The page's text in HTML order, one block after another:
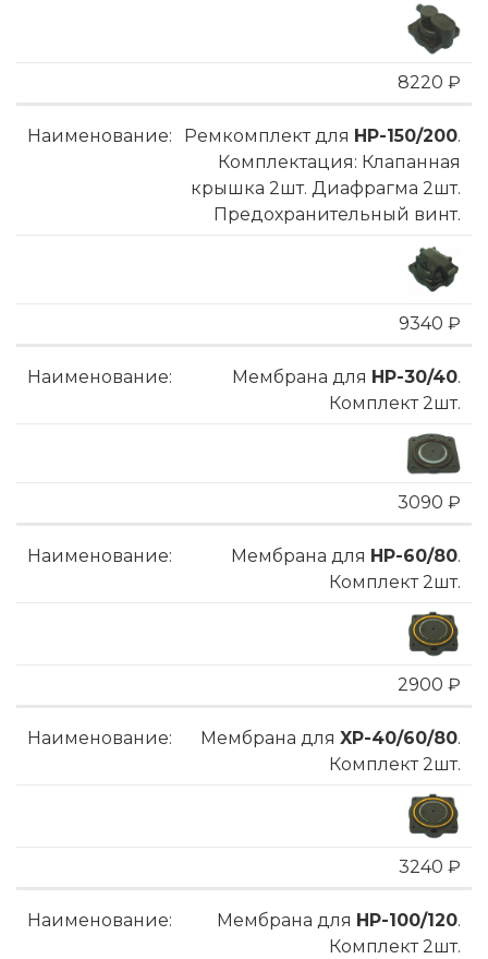
8220 ₽
Ремкомплект для HP-150/200.
Комплектация: Клапанная
крышка 2шт. Диафрагма 2шт.
Предохранительный винт.
9340 ₽
Мембрана для HP-30/40.
Комплект 2шт.
3090 ₽
Мембрана для HP-60/80.
Комплект 2шт.
2900 ₽
Мембрана для XP-40/60/80.
Комплект 2шт.
3240 ₽
Мембрана для HP-100/120.
Комплект 2шт.